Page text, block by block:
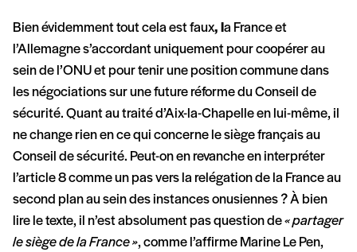
Bien évidemment tout cela est faux, la France et
l’Allemagne s’accordant uniquement pour coopérer au
sein de l’ONU et pour tenir une position commune dans
les négociations sur une future réforme du Conseil de
sécurité. Quant au traité d’Aix-la-Chapelle en lui-même, il
ne change rien en ce qui concerne le siège français au
Conseil de sécurité. Peut-on en revanche en interpréter
l’article 8 comme un pas vers la relégation de la France au
second plan au sein des instances onusiennes ? À bien
lire le texte, il n’est absolument pas question de« partager
le siège de la France », comme l’affirme Marine Le Pen,